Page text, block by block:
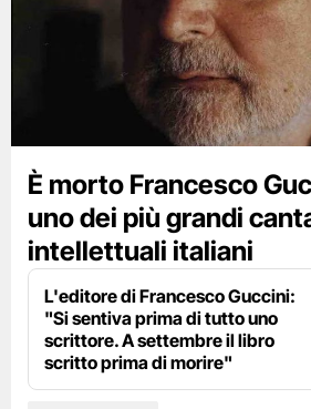
È morto Francesco
uno dei più grandi
intellettuali italiani
L'editore di Francesco Guccini:
"Si sentiva prima di tutto uno
scrittore. A settembre il libro
scritto prima di morire"